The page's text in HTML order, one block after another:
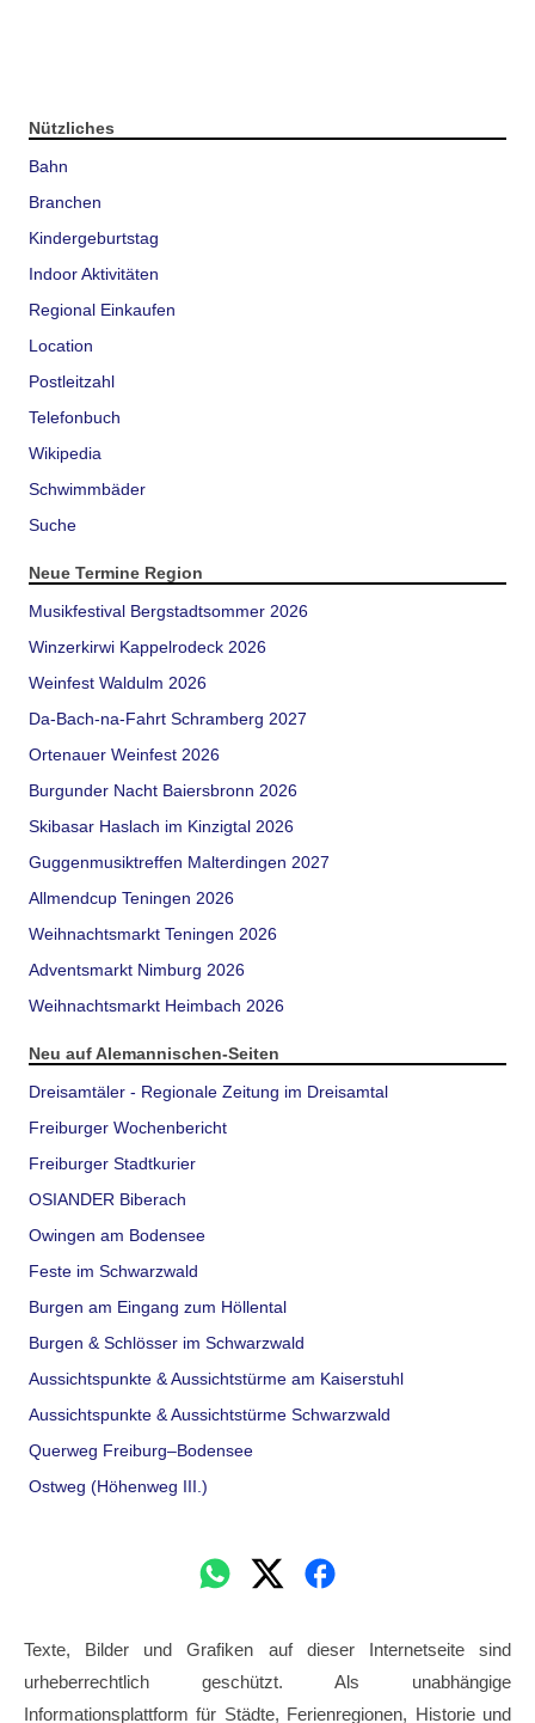
Nützliches
Bahn
Branchen
Kindergeburtstag
Indoor Aktivitäten
Regional Einkaufen
Location
Postleitzahl
Telefonbuch
Wikipedia
Schwimmbäder
Suche
Neue Termine Region
Musikfestival Bergstadtsommer 2026
Winzerkirwi Kappelrodeck 2026
Weinfest Waldulm 2026
Da-Bach-na-Fahrt Schramberg 2027
Ortenauer Weinfest 2026
Burgunder Nacht Baiersbronn 2026
Skibasar Haslach im Kinzigtal 2026
Guggenmusiktreffen Malterdingen 2027
Allmendcup Teningen 2026
Weihnachtsmarkt Teningen 2026
Adventsmarkt Nimburg 2026
Weihnachtsmarkt Heimbach 2026
Neu auf Alemannischen-Seiten
Dreisamtäler - Regionale Zeitung im Dreisamtal
Freiburger Wochenbericht
Freiburger Stadtkurier
OSIANDER Biberach
Owingen am Bodensee
Feste im Schwarzwald
Burgen am Eingang zum Höllental
Burgen & Schlösser im Schwarzwald
Aussichtspunkte & Aussichtstürme am Kaiserstuhl
Aussichtspunkte & Aussichtstürme Schwarzwald
Querweg Freiburg–Bodensee
Ostweg (Höhenweg III.)
Texte, Bilder und Grafiken auf dieser Internetseite sind
urheberrechtlich geschützt. Als unabhängige
Informationsplattform für Städte, Ferienregionen, Historie und